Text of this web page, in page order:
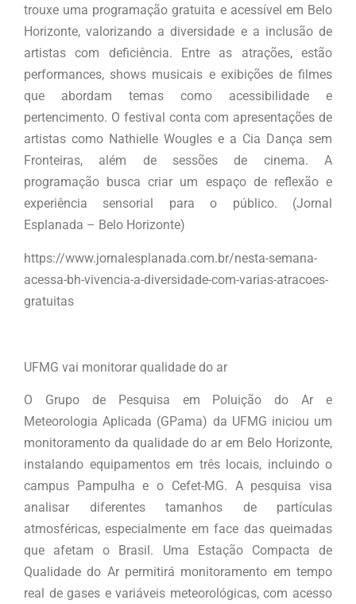
trouxe uma programação gratuita e acessível em Belo
Horizonte, valorizando a diversidade e a inclusão de
artistas com deficiência. Entre as atrações, estão
performances, shows musicais e exibições de filmes
que abordam temas como acessibilidade e
pertencimento. O festival conta com apresentações de
artistas como Nathielle Wougles e a Cia Dança sem
Fronteiras, além de sessões de cinema. A
programação busca criar um espaço de reflexão e
experiência sensorial para o público. (Jornal
Esplanada – Belo Horizonte)
https://www.jornalesplanada.com.br/nesta-semana-
acessa-bh-vivencia-a-diversidade-com-varias-atracoes-
gratuitas
UFMG vai monitorar qualidade do ar
O Grupo de Pesquisa em Poluição do Ar e
Meteorologia Aplicada (GPama) da UFMG iniciou um
monitoramento da qualidade do ar em Belo Horizonte,
instalando equipamentos em três locais, incluindo o
campus Pampulha e o Cefet-MG. A pesquisa visa
analisar diferentes tamanhos de partículas
atmosféricas, especialmente em face das queimadas
que afetam o Brasil. Uma Estação Compacta de
Qualidade do Ar permitirá monitoramento em tempo
real de gases e variáveis meteorológicas, com acesso